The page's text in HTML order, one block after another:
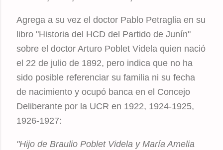
Agrega a su vez el doctor Pablo Petraglia en su
libro "Historia del HCD del Partido de Junín"
sobre el doctor Arturo Poblet Videla quien nació
el 22 de julio de 1892, pero indica que no ha
sido posible referenciar su familia ni su fecha
de nacimiento y ocupó banca en el Concejo
Deliberante por la UCR en 1922, 1924-1925,
1926-1927:
"Hijo de Braulio Poblet Videla y María Amelia